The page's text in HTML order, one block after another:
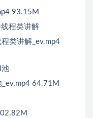
93.15M
程类讲解
类讲解_ev.mp4
池
_ev.mp4 64.71M